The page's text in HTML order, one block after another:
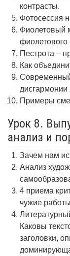
контрасты.
Фотосессия
Фиолетовый
фиолетового
Пестрота –
Как
Современный
дисгармонии
Примеры
Урок 8.
анализ и
Зачем нам
Анализ
4 приема
чужие
Каковы
заголовки,